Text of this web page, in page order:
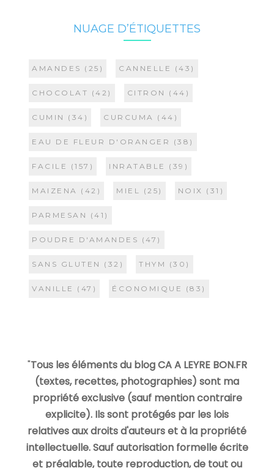
NUAGE D’ÉTIQUETTES
AMANDES (25) CANNELLE (43)
CHOCOLAT (42) CITRON (44)
CUMIN (34) CURCUMA (44)
EAU DE FLEUR D'ORANGER (38)
FACILE (157) INRATABLE (39)
MAIZENA (42) MIEL (25) NOIX (31)
PARMESAN (41)
POUDRE D'AMANDES (47)
SANS GLUTEN (32) THYM (30)
VANILLE (47) ÉCONOMIQUE (83)
"Tous les éléments du blog CA A LEYRE BON.FR
(textes, recettes, photographies) sont ma
propriété exclusive (sauf mention contraire
explicite). Ils sont protégés par les lois
relatives aux droits d'auteurs et à la propriété
intellectuelle. Sauf autorisation formelle écrite
et préalable, toute reproduction, de tout ou